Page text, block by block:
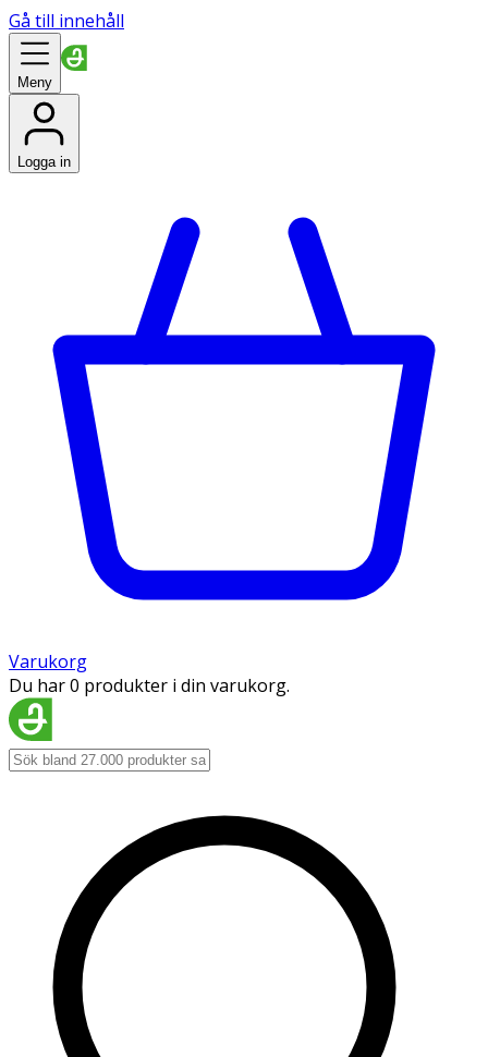
Gå till innehåll
Meny
Logga in
Varukorg
Du har 0 produkter i din varukorg.